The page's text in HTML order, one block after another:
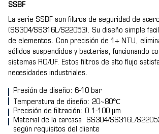
SSBF
La serie SSBF son filtros de seguridad de
(SS304/SS316L/S22053). Su diseño simple
de elementos. Con precisión de 1+ NTU,
sólidos suspendidos y bacterias, funcionando
sistemas RO/UF. Estos filtros de alto flujo
necesidades industriales.
Presión de diseño: 6-10 bar
Temperatura de diseño: 20~80℃
Precisión de filtración: 0.1-100 μm
Material de la carcasa: SS304/SS316L/
según requisitos del cliente